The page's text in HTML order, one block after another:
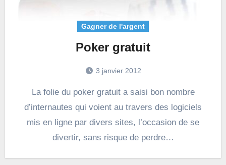
Gagner de l'argent
Poker gratuit
3 janvier 2012
La folie du poker gratuit a saisi bon nombre
d’internautes qui voient au travers des logiciels
mis en ligne par divers sites, l’occasion de se
divertir, sans risque de perdre…